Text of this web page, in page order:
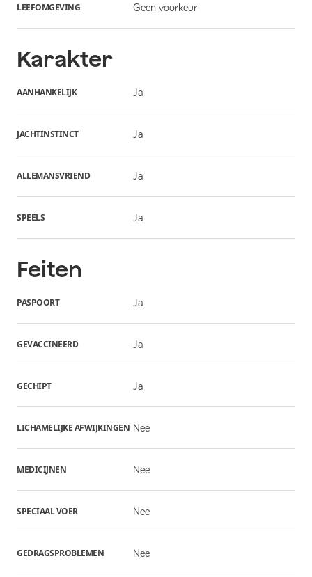
LEEFOMGEVING Geen voorkeur
Karakter
AANHANKELIJK Ja
JACHTINSTINCT Ja
ALLEMANSVRIEND Ja
SPEELS Ja
Feiten
PASPOORT Ja
GEVACCINEERD Ja
GECHIPT Ja
LICHAMELIJKE AFWIJKINGEN Nee
MEDICIJNEN Nee
SPECIAAL VOER Nee
GEDRAGSPROBLEMEN Nee